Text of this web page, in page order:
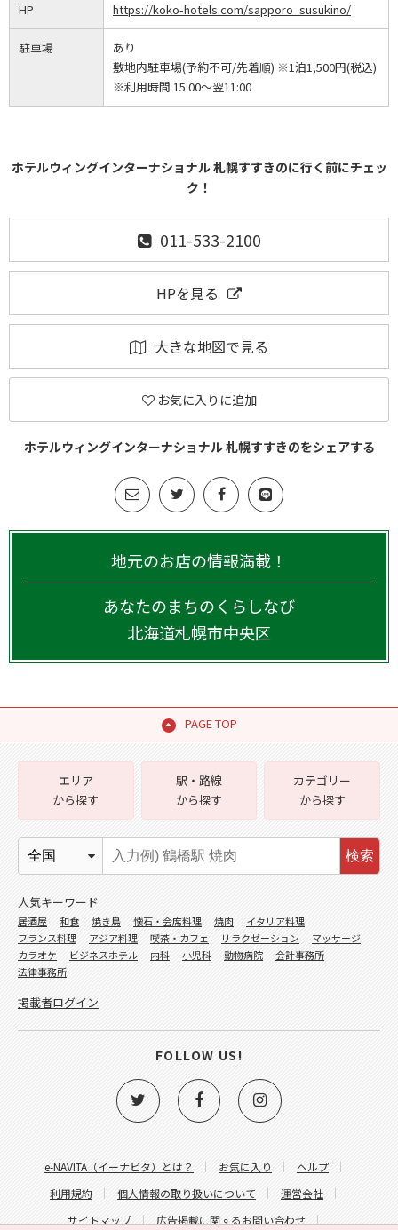
HP https://koko-hotels.com/sapporo_susukino/
駐車場
あり
敷地内駐車場(予約不可/先着順) ※1泊1,500円(税込)
※利用時間 15:00～翌11:00
ホテルウィングインターナショナル 札幌すすきのに行く前にチェッ
ク！
011-533-2100
HPを見る
大きな地図で見る
お気に入りに追加
ホテルウィングインターナショナル 札幌すすきのをシェアする
地元のお店の情報満載！
あなたのまちのくらしなび
北海道札幌市中央区
PAGE TOP
e-NAVITA（イーナビタ）とは？ お気に入り
ヘルプ
利用規約
個人情報の取り扱いについて
運営会社
サイトマップ
広告掲載に関するお問い合わせ
エリア
から探す
駅・路線
から探す
カテゴリー
から探す
検索
人気キーワード
居酒屋 和食 焼き鳥 懐石・会席料理 焼肉
イタリア料理
フランス料理
アジア料理 喫茶・カフェ リラクゼーション
マッサージ
カラオケ
ビジネスホテル 内科 小児科 動物病院
会計事務所
法律事務所
掲載者ログイン
FOLLOW US!